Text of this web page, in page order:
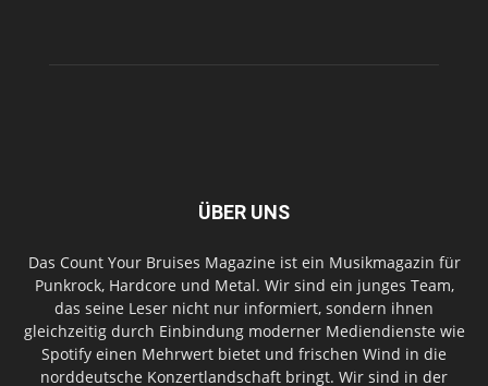
ÜBER UNS
Das Count Your Bruises Magazine ist ein Musikmagazin für
Punkrock, Hardcore und Metal. Wir sind ein junges Team,
das seine Leser nicht nur informiert, sondern ihnen
gleichzeitig durch Einbindung moderner Mediendienste wie
Spotify einen Mehrwert bietet und frischen Wind in die
norddeutsche Konzertlandschaft bringt. Wir sind in der